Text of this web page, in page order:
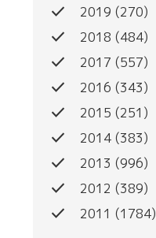
done 2019 (270)
done 2018 (484)
done 2017 (557)
done 2016 (343)
done 2015 (251)
done 2014 (383)
done 2013 (996)
done 2012 (389)
done 2011 (1784)